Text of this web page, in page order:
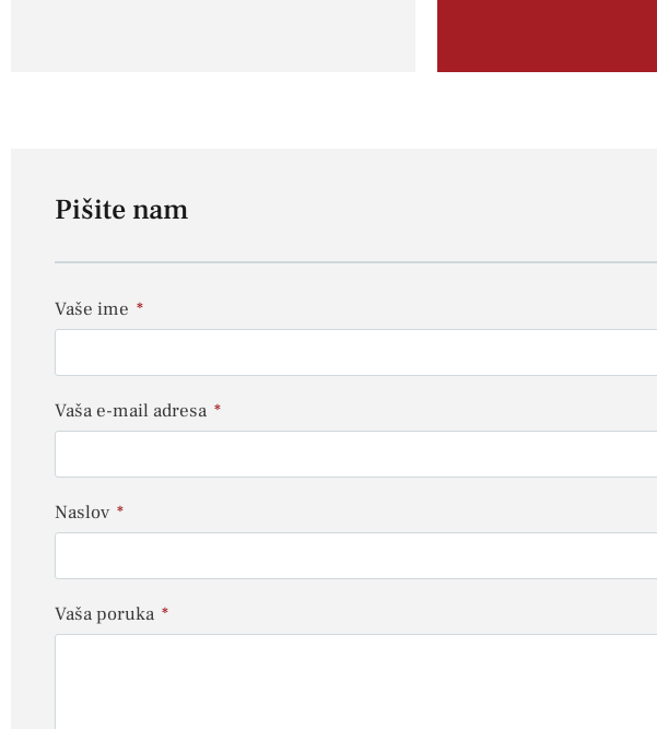
Pišite nam
Vaše ime
Vaša e-mail adresa
Naslov
Vaša poruka